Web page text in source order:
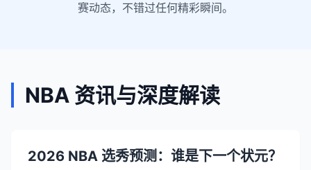
赛动态，不错过任何精彩瞬间。
NBA 资讯与深度解读
2026 NBA 选秀预测：谁是下一个状元？